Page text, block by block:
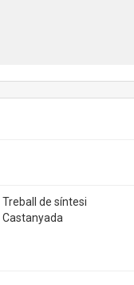
Treball de síntesi
Castanyada